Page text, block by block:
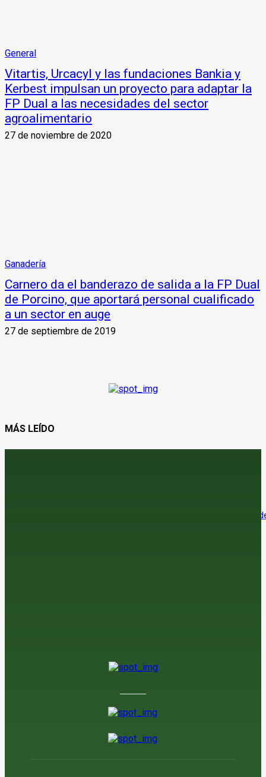
General
Vitartis, Urcacyl y las fundaciones Bankia y
Kerbest impulsan un proyecto para adaptar la
FP Dual a las necesidades del sector
agroalimentario
27 de noviembre de 2020
Ganadería
Carnero da el banderazo de salida a la FP Dual
de Porcino, que aportará personal cualificado
a un sector en auge
27 de septiembre de 2019
MÁS LEÍDO
El sector agroalimentario se afianza como el principal exportador